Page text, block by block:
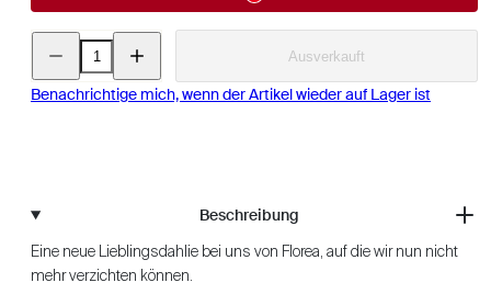
Menge
für
Dahlie
-
für
Dahlie
-
Ausverkauft
Benachrichtige mich, wenn der Artikel wieder auf Lager ist
Beschreibung
Eine neue Lieblingsdahlie bei uns von Florea, auf die wir nun nicht
mehr verzichten können.